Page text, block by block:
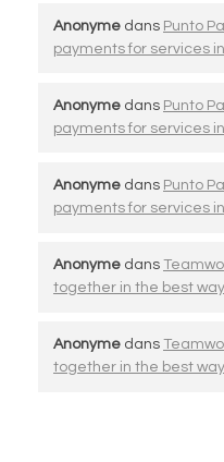
Anonyme dans Punto
payments for services
Anonyme dans Punto
payments for services
Anonyme dans Punto
payments for services
Anonyme dans
together in the best way
Anonyme dans
together in the best way